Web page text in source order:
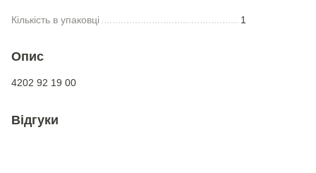
Кількість в упаковці 1
Опис
4202 92 19 00
Відгуки